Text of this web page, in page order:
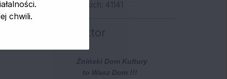
Wszystkich: 41141
Dyrektor
Żniński Dom Kultury
to Wasz Dom !!!
chwili.